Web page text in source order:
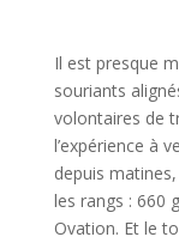
Il est presque
souriants
volontaires de
l’expérience à
depuis
les rangs : 660
Ovation. Et le